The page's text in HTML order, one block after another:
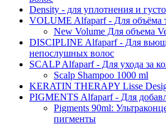
Density - для уплотнения и
VOLUME Alfaparf - Для объёма
New Volume Для объема
DISCIPLINE Alfaparf - Для
непослушных волос
SCALP Alfaparf - Для ухода за
Scalp Shampoo 1000 ml
KERATIN THERAPY Lisse
PIGMENTS Alfaparf - Для
Pigments 90ml:
пигменты